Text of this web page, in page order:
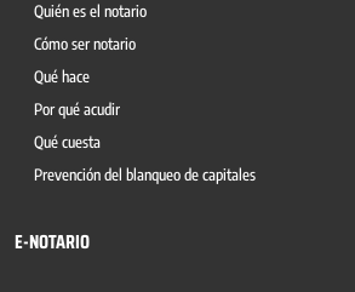
Quién es el notario
Cómo ser notario
Qué hace
Por qué acudir
Qué cuesta
Prevención del blanqueo de capitales
E-NOTARIO